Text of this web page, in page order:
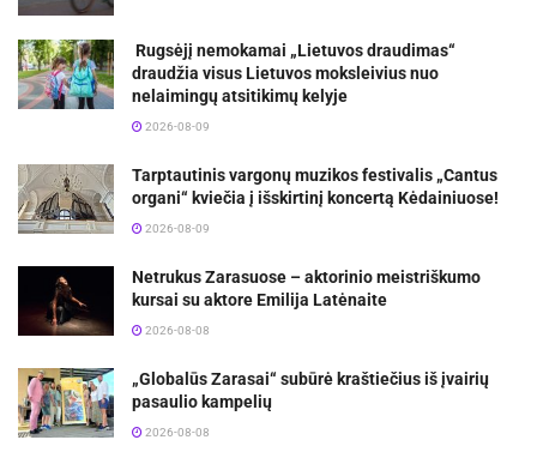
Rugsėjį nemokamai „Lietuvos draudimas“
draudžia visus Lietuvos moksleivius nuo
nelaimingų atsitikimų kelyje
2026-08-09
Tarptautinis vargonų muzikos festivalis „Cantus
organi“ kviečia į išskirtinį koncertą Kėdainiuose!
2026-08-09
Netrukus Zarasuose – aktorinio meistriškumo
kursai su aktore Emilija Latėnaite
2026-08-08
„Globalūs Zarasai“ subūrė kraštiečius iš įvairių
pasaulio kampelių
2026-08-08